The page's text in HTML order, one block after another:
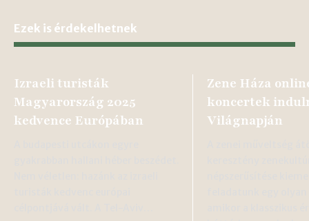
Ezek is érdekelhetnek
Izraeli turisták
Magyarország 2025
kedvence Európában
Zene Háza
koncertek
Világnapján